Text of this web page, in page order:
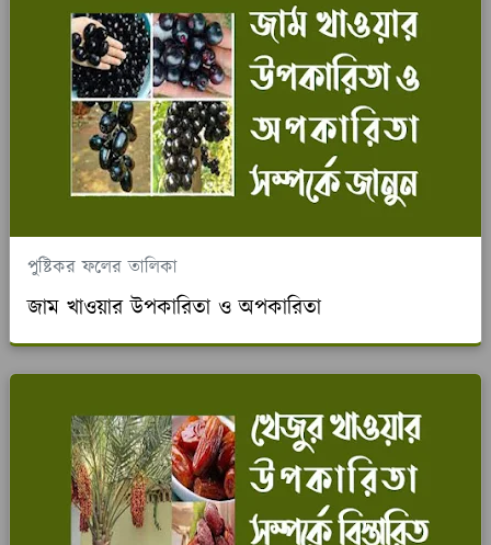
পুষ্টিকর ফলের তালিকা
জাম খাওয়ার উপকারিতা ও অপকারিতা